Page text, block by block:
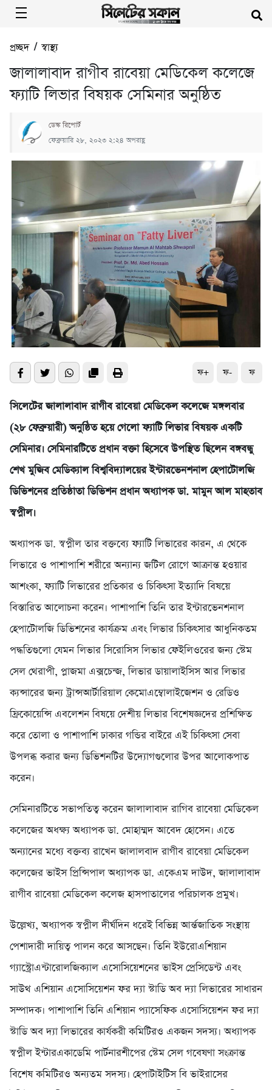
প্রচ্ছদ/ স্বাস্থ্য
জালালাবাদ রাগীব রাবেয়া মেডিকেল কলেজে
ফ্যাটি লিভার বিষয়ক সেমিনার অনুষ্ঠিত
ডেস্ক রিপোর্ট
ফেব্রুয়ারি ২৮, ২০২৩ ২:২৪ অপরাহ্ণ
ফ+ ফ- ফ
সিলেটের জালালাবাদ রাগীব রাবেয়া মেডিকেল কলেজে মঙ্গলবার
(২৮ ফেব্রুয়ারী) অনুষ্ঠিত হয়ে গেলো ফ্যাটি লিভার বিষয়ক একটি
সেমিনার। সেমিনারটিতে প্রধান বক্তা হিসেবে উপস্থিত ছিলেন বঙ্গবন্ধু
শেখ মুজিব মেডিক্যাল বিশ্ববিদ্যালয়ের ইন্টারভেনশনাল হেপাটোলজি
ডিভিশনের প্রতিষ্ঠাতা ডিভিশন প্রধান অধ্যাপক ডা. মামুন আল মাহতাব
স্বপ্নীল।
অধ্যাপক ডা. স্বপ্নীল তার বক্তব্যে ফ্যাটি লিভারের কারন, এ থেকে
লিভারে ও পাশাপাশি শরীরে অন্যান্য জটিল রোগে আক্রান্ত হওয়ার
আশংকা, ফ্যাটি লিভারের প্রতিকার ও চিকিৎসা ইত্যাদি বিষয়ে
বিস্তারিত আলোচনা করেন। পাশাপাশি তিনি তার ইন্টারভেনশনাল
হেপাটোলজি ডিভিশনের কার্যক্রম এবং লিভার চিকিৎসার আধুনিকতম
পদ্ধতিগুলো যেমন লিভার সিরোসিস লিভার ফেইলিওরের জন্য স্টেম
সেল থেরাপী, প্লাজমা এক্সচেন্জ, লিভার ডায়ালাইসিস আর লিভার
ক্যন্সারের জন্য ট্রান্সআর্টারিয়াল কেমোএম্বোলাইজেশন ও রেডিও
ফ্রিকোয়েন্সি এবলেশন বিষয়ে দেশীয় লিভার বিশেষজ্ঞদের প্রশিক্ষিত
করে তোলা ও পাশাপাশি ঢাকার গন্ডির বাইরে এই চিকিৎসা সেবা
উপলব্ধ করার জন্য ডিভিশনটির উদ্যোগগুলোর উপর আলোকপাত
করেন।
সেমিনারটিতে সভাপতিত্ব করেন জালালাবাদ রাগিব রাবেয়া মেডিকেল
কলেজের অধক্ষ্য অধ্যাপক ডা. মোহাম্মদ আবেদ হোসেন। এতে
অন্যানের মধ্যে বক্তব্য রাখেন জালালবাদ রাগীব রাবেয়া মেডিকেল
কলেজের ভাইস প্রিন্সিপাল অধ্যাপক ডা. একেএম দাউদ, জালালাবাদ
রাগীব রাবেয়া মেডিকেল কলেজ হাসপাতালের পরিচালক প্রমুখ।
উল্লেখ্য, অধ্যাপক স্বপ্নীল দীর্ঘদিন ধরেই বিভিন্ন আর্ন্তজাতিক সংস্থায়
পেশাদারী দায়িত্ব পালন করে আসছেন। তিনি ইউরোএশিয়ান
গ্যাস্ট্রোএন্টারোলজিক্যাল এসোসিয়েশনের ভাইস প্রেসিডেন্ট এবং
সাউথ এশিয়ান এসোসিয়েশন ফর দ্যা স্টাডি অব দ্যা লিভারের সাধারন
সম্পাদক। পাশাপাশি তিনি এশিয়ান প্যাসেফিক এসোসিয়েশন ফর দ্যা
স্টাডি অব দ্যা লিভারের কার্যকরী কমিটিরও একজন সদস্য। অধ্যাপক
স্বপ্নীল ইন্টারএকাডেমি পার্টনারশীপের স্টেম সেল গবেষণা সংক্রান্ত
বিশেষ কমিটিরও অন্যতম সদস্য। হেপাটাইটিস বি ভাইরাসের